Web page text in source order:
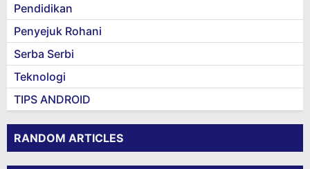
Pendidikan
Penyejuk Rohani
Serba Serbi
Teknologi
TIPS ANDROID
RANDOM ARTICLES